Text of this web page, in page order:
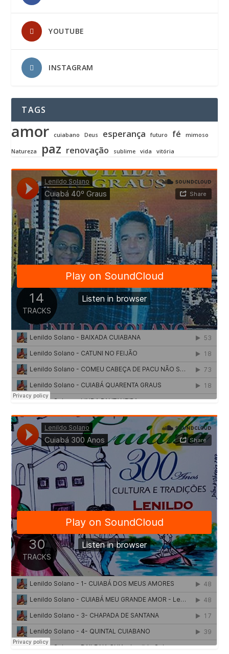
YOUTUBE
INSTAGRAM
TAGS
amor cuiabano Deus esperança futuro fé mimoso
Natureza paz renovação sublime vida vitória